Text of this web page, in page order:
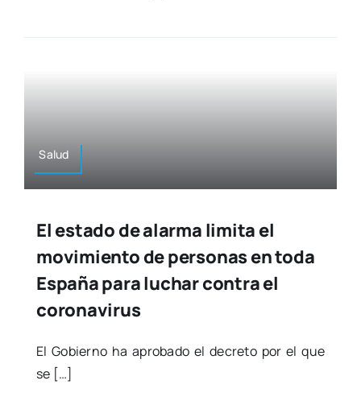
Salud
El estado de alarma limita el
movimiento de personas en toda
España para luchar contra el
coronavirus
El Gobierno ha apro­ba­do el decre­to por el que
se […]